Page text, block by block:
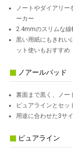
ノートやダイアリー
ーカー
2.4mmのスリムな線
黒い用紙にもきれい
ット使いもおすすめ
ノアールパッド
裏面まで黒く、ノー
ピュアラインとセッ
用途に合わせた3サ
ピュアライン